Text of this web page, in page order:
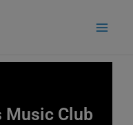
Music Club